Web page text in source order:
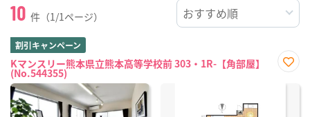
10 件（1/1ページ）
割引キャンペーン
Kマンスリー熊本県立熊本高等学校前 303・1R-【角部屋】
(No.544355)
に入